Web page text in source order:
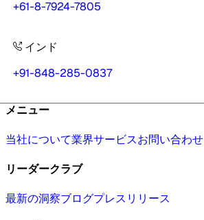
+61-8-7924-7805
インド
+91-848-285-0837
メニュー
当社について業界サービスお問い合わせ
リーダークラブ
最新の洞察ブログプレスリリース